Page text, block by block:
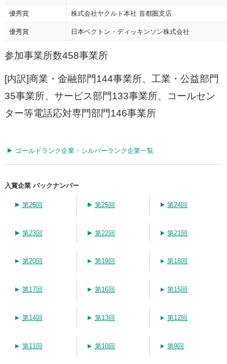
優秀賞 株式会社ヤクルト本社 首都圏支店
優秀賞 日本ベクトン・ディッキンソン株式会社
参加事業所数458事業所
[内訳]商業・金融部門144事業所、工業・公益部門
35事業所、サービス部門133事業所、コールセン
ター等電話応対専門部門146事業所
ゴールドランク企業・シルバーランク企業一覧
入賞企業 バックナンバー
第26回 第25回 第24回
第23回 第22回 第21回
第20回 第19回 第18回
第17回 第16回 第15回
第14回 第13回 第12回
第11回 第10回 第9回